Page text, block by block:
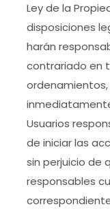
Ley de la
disposiciones
harán
contrariado en
ordenamientos,
Usuarios
de iniciar las
sin perjuicio de
responsables